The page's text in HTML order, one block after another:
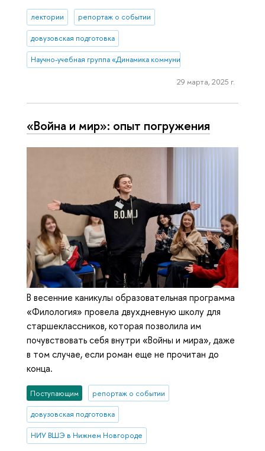
лектории репортаж о событии
довузовская подготовка
Научно-учебная группа «Динамика коммуникативных практик в
29 марта, 2025 г.
«Война и мир»: опыт погружения
В весенние каникулы образовательная программа
«Филология» провела двухдневную школу для
старшеклассников, которая позволила им
почувствовать себя внутри «Войны и мира», даже
в том случае, если роман еще не прочитан до
конца.
Поступающим репортаж о событии
довузовская подготовка
НИУ ВШЭ в Нижнем Новгороде